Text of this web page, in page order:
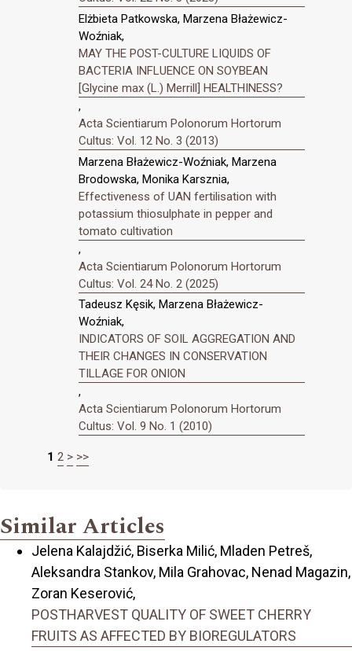
Elżbieta Patkowska, Marzena Błażewicz-
Woźniak,
MAY THE POST-CULTURE LIQUIDS OF
BACTERIA INFLUENCE ON SOYBEAN
[Glycine max (L.) Merrill] HEALTHINESS?
,
Acta Scientiarum Polonorum Hortorum
Cultus: Vol. 12 No. 3 (2013)
Marzena Błażewicz-Woźniak, Marzena
Brodowska, Monika Karsznia,
Effectiveness of UAN fertilisation with
potassium thiosulphate in pepper and
tomato cultivation
,
Acta Scientiarum Polonorum Hortorum
Cultus: Vol. 24 No. 2 (2025)
Tadeusz Kęsik, Marzena Błażewicz-
Woźniak,
INDICATORS OF SOIL AGGREGATION AND
THEIR CHANGES IN CONSERVATION
TILLAGE FOR ONION
,
Acta Scientiarum Polonorum Hortorum
Cultus: Vol. 9 No. 1 (2010)
1 2 > >>
Similar Articles
Jelena Kalajdžić, Biserka Milić, Mladen Petreš,
Aleksandra Stankov, Mila Grahovac, Nenad Magazin,
Zoran Keserović,
POSTHARVEST QUALITY OF SWEET CHERRY
FRUITS AS AFFECTED BY BIOREGULATORS